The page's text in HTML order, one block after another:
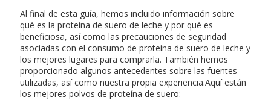
Al final de esta guía, hemos incluido información sobre
qué es la proteína de suero de leche y por qué es
beneficiosa, así como las precauciones de seguridad
asociadas con el consumo de proteína de suero de leche y
los mejores lugares para comprarla. También hemos
proporcionado algunos antecedentes sobre las fuentes
utilizadas, así como nuestra propia experiencia.Aquí están
los mejores polvos de proteína de suero: